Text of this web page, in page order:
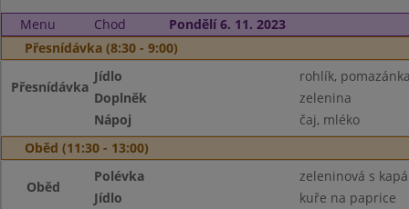
Menu Chod
Pondělí 6. 11. 2023
Přesnídávka (8:30 - 9:00)
Přesnídávka
Jídlo
rohlík,
Doplněk
zelenina
Nápoj
čaj, mléko
Oběd (11:30 - 13:00)
Oběd
Polévka
zeleninová s
Jídlo
kuře na paprice